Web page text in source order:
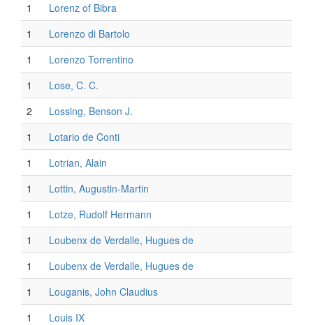
1
Lorenz of Bibra
1
Lorenzo di Bartolo
1
Lorenzo Torrentino
1
Lose, C. C.
2
Lossing, Benson J.
1
Lotario de Conti
1
Lotrian, Alain
1
Lottin, Augustin-Martin
1
Lotze, Rudolf Hermann
1
Loubenx de Verdalle, Hugues de
1
Loubenx de Verdalle, Hugues de
1
Louganis, John Claudius
1
Louis IX